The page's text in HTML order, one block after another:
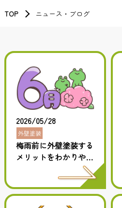
TOP ニュース・ブログ
2026/05/28
外壁塗装
梅雨前に外壁塗装する
メリットをわかりやす